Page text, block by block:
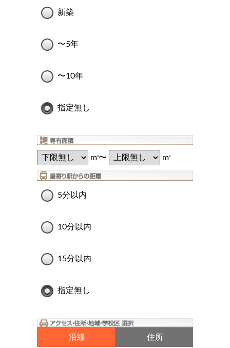
新築
〜5年
〜10年
指定無し
m2〜 m2
5分以内
10分以内
15分以内
指定無し
沿線 住所